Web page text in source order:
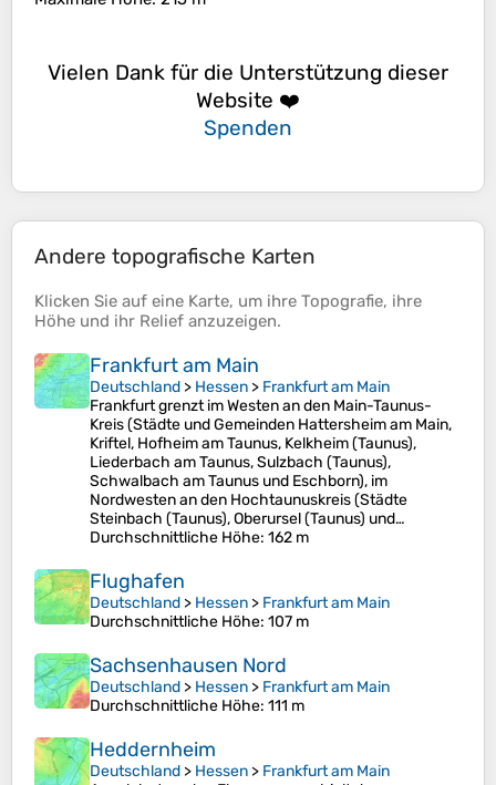
Vielen Dank für die Unterstützung dieser
Website ❤️
Spenden
Andere topografische Karten
Klicken Sie auf eine Karte, um ihre Topografie, ihre
Höhe und ihr Relief anzuzeigen.
Frankfurt am Main
Deutschland > Hessen > Frankfurt am Main
Frankfurt grenzt im Westen an den Main-Taunus-
Kreis (Städte und Gemeinden Hattersheim am Main,
Kriftel, Hofheim am Taunus, Kelkheim (Taunus),
Liederbach am Taunus, Sulzbach (Taunus),
Schwalbach am Taunus und Eschborn), im
Nordwesten an den Hochtaunuskreis (Städte
Steinbach (Taunus), Oberursel (Taunus) und…
Durchschnittliche Höhe: 162 m
Flughafen
Deutschland > Hessen > Frankfurt am Main
Durchschnittliche Höhe: 107 m
Sachsenhausen Nord
Deutschland > Hessen > Frankfurt am Main
Durchschnittliche Höhe: 111 m
Heddernheim
Deutschland > Hessen > Frankfurt am Main